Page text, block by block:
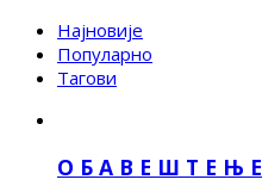
Најновије
Популарно
Тагови
О Б А В Е Ш Т Е Њ Е